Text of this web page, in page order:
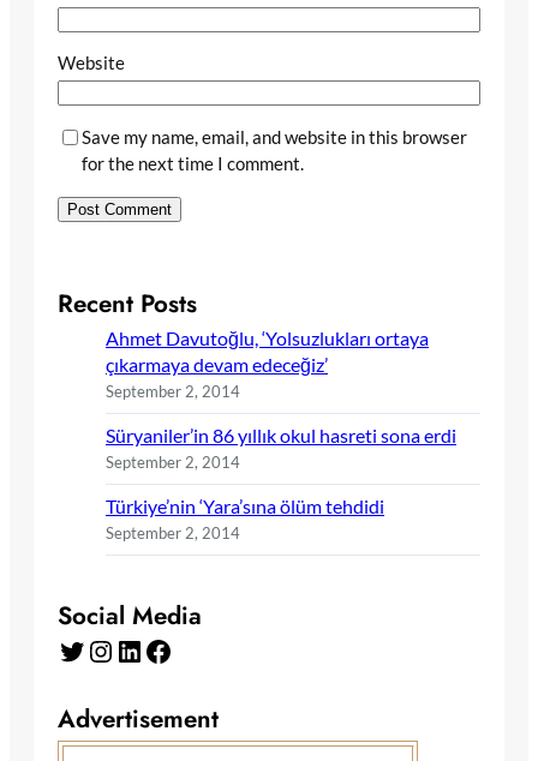
Website
Save my name, email, and website in this browser
for the next time I comment.
Recent Posts
Ahmet Davutoğlu, ‘Yolsuzlukları ortaya
çıkarmaya devam edeceğiz’
September 2, 2014
Süryaniler’in 86 yıllık okul hasreti sona erdi
September 2, 2014
Türkiye’nin ‘Yara’sına ölüm tehdidi
September 2, 2014
Social Media
Twitter Instagram LinkedIn Facebook
Advertisement